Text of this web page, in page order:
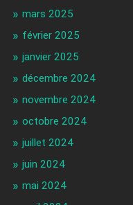
mars 2025
février 2025
janvier 2025
décembre 2024
novembre 2024
octobre 2024
juillet 2024
juin 2024
mai 2024